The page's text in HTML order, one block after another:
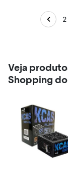
2
Veja
Shopping do